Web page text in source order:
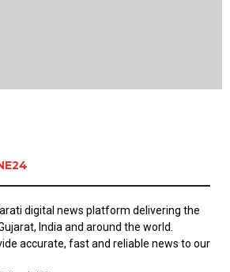
digital news platform delivering the
India and around the world.
accurate, fast and reliable news to our